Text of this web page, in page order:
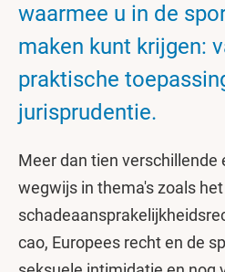
waarmee u in de
maken kunt krijgen:
praktische
jurisprudentie.
Meer dan tien verschillende
wegwijs in thema's zoals
cao, Europees recht en de